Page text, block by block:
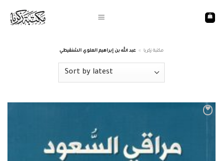
content
مكتبة زكريا » عبد الله بن إبراهيم العلوي الشنقيطي